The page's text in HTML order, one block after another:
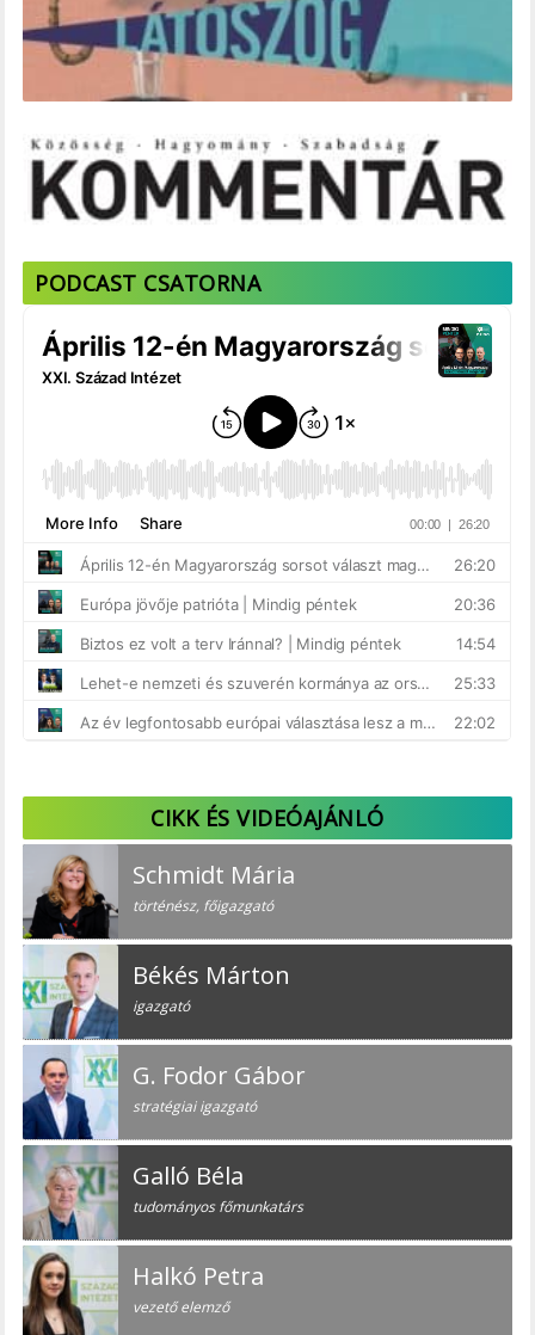
PODCAST CSATORNA
CIKK ÉS VIDEÓAJÁNLÓ
Schmidt Mária
történész, főigazgató
Békés Márton
igazgató
G. Fodor Gábor
stratégiai igazgató
Galló Béla
tudományos főmunkatárs
Halkó Petra
vezető elemző